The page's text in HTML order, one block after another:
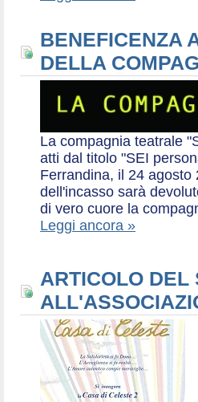
BENEFICENZA
DELLA
La compagnia teatrale
atti dal titolo "SEI
Ferrandina, il 24
dell'incasso sarà
di vero cuore la
Leggi ancora »
ARTICOLO DEL